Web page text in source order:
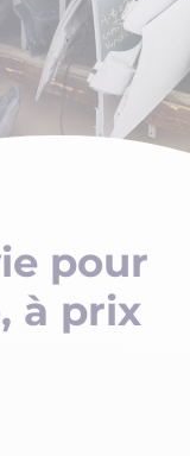
pour
à prix